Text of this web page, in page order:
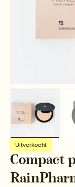
Uitverkocht
Compact